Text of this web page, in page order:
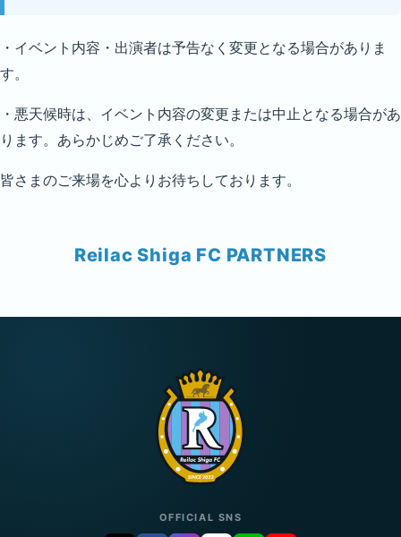
・イベント内容・出演者は予告なく変更となる場合がありま
す。
・悪天候時は、イベント内容の変更または中止となる場合があ
ります。あらかじめご了承ください。
皆さまのご来場を心よりお待ちしております。
Reilac Shiga FC PARTNERS
OFFICIAL SNS